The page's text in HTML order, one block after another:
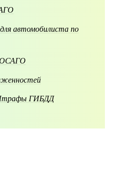
автомобилиста по
ОСАГО
ГИБДД